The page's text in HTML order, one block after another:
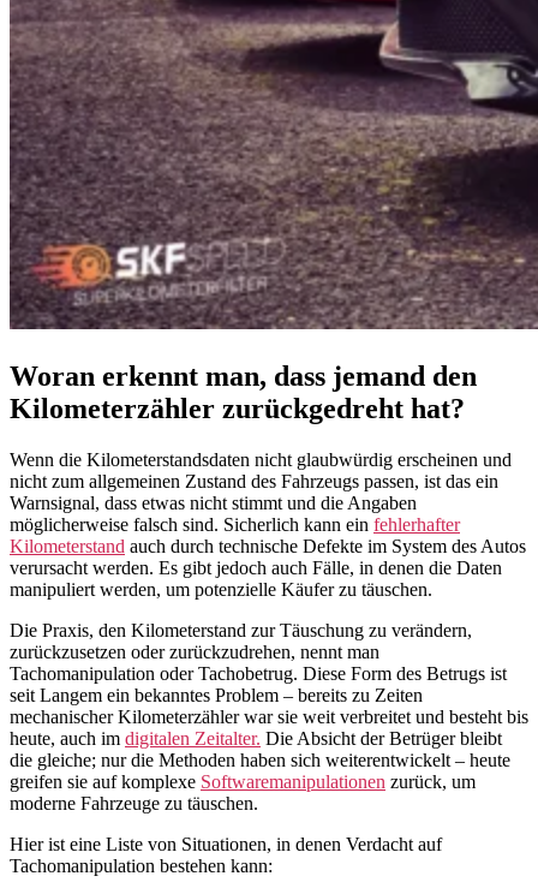
Woran erkennt man, dass jemand den
Kilometerzähler zurückgedreht hat?
Wenn die Kilometerstandsdaten nicht glaubwürdig erscheinen und
nicht zum allgemeinen Zustand des Fahrzeugs passen, ist das ein
Warnsignal, dass etwas nicht stimmt und die Angaben
möglicherweise falsch sind. Sicherlich kann ein fehlerhafter
Kilometerstand auch durch technische Defekte im System des Autos
verursacht werden. Es gibt jedoch auch Fälle, in denen die Daten
manipuliert werden, um potenzielle Käufer zu täuschen.
Die Praxis, den Kilometerstand zur Täuschung zu verändern,
zurückzusetzen oder zurückzudrehen, nennt man
Tachomanipulation oder Tachobetrug. Diese Form des Betrugs ist
seit Langem ein bekanntes Problem – bereits zu Zeiten
mechanischer Kilometerzähler war sie weit verbreitet und besteht bis
heute, auch im digitalen Zeitalter. Die Absicht der Betrüger bleibt
die gleiche; nur die Methoden haben sich weiterentwickelt – heute
greifen sie auf komplexe Softwaremanipulationen zurück, um
moderne Fahrzeuge zu täuschen.
Hier ist eine Liste von Situationen, in denen Verdacht auf
Tachomanipulation bestehen kann: